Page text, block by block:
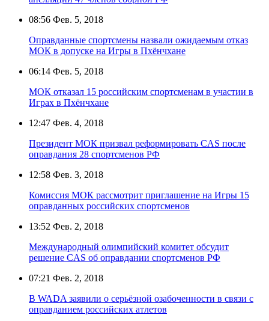
08:56 Фев. 5, 2018
Оправданные спортсмены назвали ожидаемым отказ
МОК в допуске на Игры в Пхёнчхане
06:14 Фев. 5, 2018
МОК отказал 15 российским спортсменам в участии в
Играх в Пхёнчхане
12:47 Фев. 4, 2018
Президент МОК призвал реформировать CAS после
оправдания 28 спортсменов РФ
12:58 Фев. 3, 2018
Комиссия МОК рассмотрит приглашение на Игры 15
оправданных российских спортсменов
13:52 Фев. 2, 2018
Международный олимпийский комитет обсудит
решение CAS об оправдании спортсменов РФ
07:21 Фев. 2, 2018
В WADA заявили о серьёзной озабоченности в связи с
оправданием российских атлетов